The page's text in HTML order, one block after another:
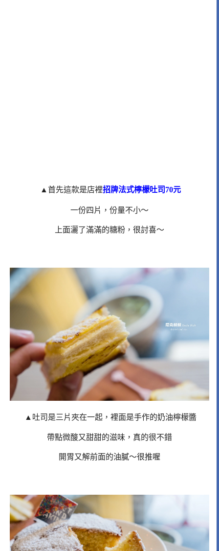
▲首先這款是店裡招牌法式檸檬吐司70元
一份四片，份量不小～
上面灑了滿滿的糖粉，很討喜～
▲吐司是三片夾在一起，裡面是手作的奶油檸檬醬
帶點微酸又甜甜的滋味，真的很不錯
開胃又解前面的油膩～很推喔